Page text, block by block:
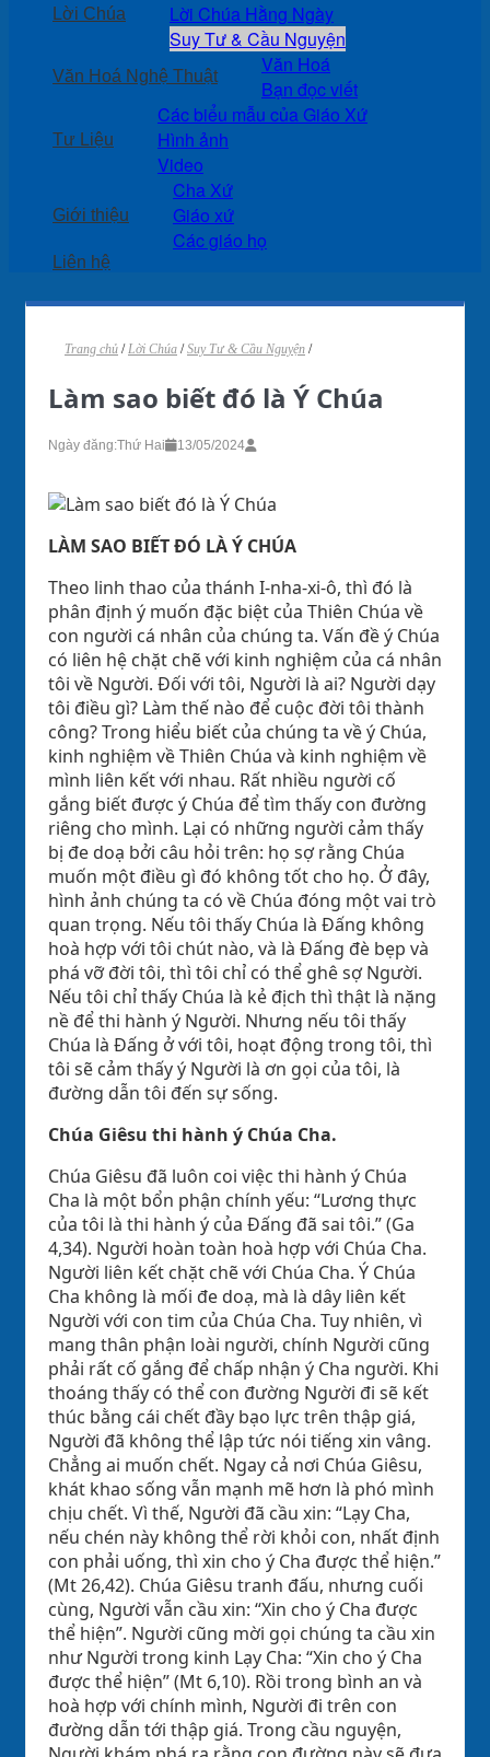
Lời Chúa
Lời Chúa Hằng Ngày
Suy Tư & Cầu Nguyện
Văn Hoá Nghệ Thuật
Văn Hoá
Bạn đọc viết
Tư Liệu
Các biểu mẫu của Giáo Xứ
Hình ảnh
Video
Giới thiệu
Cha Xứ
Giáo xứ
Các giáo họ
Liên hệ
Trang chủ /Lời Chúa /Suy Tư & Cầu Nguyện /
Làm sao biết đó là Ý Chúa
Ngày đăng:Thứ Hai 13/05/2024
LÀM SAO BIẾT ĐÓ LÀ Ý CHÚA
Theo linh thao của thánh I-nha-xi-ô, thì đó là
phân định ý muốn đặc biệt của Thiên Chúa về
con người cá nhân của chúng ta. Vấn đề ý Chúa
có liên hệ chặt chẽ với kinh nghiệm của cá nhân
tôi về Người. Đối với tôi, Người là ai? Người dạy
tôi điều gì? Làm thế nào để cuộc đời tôi thành
công? Trong hiểu biết của chúng ta về ý Chúa,
kinh nghiệm về Thiên Chúa và kinh nghiệm về
mình liên kết với nhau. Rất nhiều người cố
gắng biết được ý Chúa để tìm thấy con đường
riêng cho mình. Lại có những người cảm thấy
bị đe doạ bởi câu hỏi trên: họ sợ rằng Chúa
muốn một điều gì đó không tốt cho họ. Ở đây,
hình ảnh chúng ta có về Chúa đóng một vai trò
quan trọng. Nếu tôi thấy Chúa là Đấng không
hoà hợp với tôi chút nào, và là Đấng đè bẹp và
phá vỡ đời tôi, thì tôi chỉ có thể ghê sợ Người.
Nếu tôi chỉ thấy Chúa là kẻ địch thì thật là nặng
nề để thi hành ý Người. Nhưng nếu tôi thấy
Chúa là Đấng ở với tôi, hoạt động trong tôi, thì
tôi sẽ cảm thấy ý Người là ơn gọi của tôi, là
đường dẫn tôi đến sự sống.
Chúa Giêsu thi hành ý Chúa Cha.
Chúa Giêsu đã luôn coi việc thi hành ý Chúa
Cha là một bổn phận chính yếu: “Lương thực
của tôi là thi hành ý của Đấng đã sai tôi.” (Ga
4,34). Người hoàn toàn hoà hợp với Chúa Cha.
Người liên kết chặt chẽ với Chúa Cha. Ý Chúa
Cha không là mối đe doạ, mà là dây liên kết
Người với con tim của Chúa Cha. Tuy nhiên, vì
mang thân phận loài người, chính Người cũng
phải rất cố gắng để chấp nhận ý Cha người. Khi
thoáng thấy có thể con đường Người đi sẽ kết
thúc bằng cái chết đầy bạo lực trên thập giá,
Người đã không thể lập tức nói tiếng xin vâng.
Chẳng ai muốn chết. Ngay cả nơi Chúa Giêsu,
khát khao sống vẫn mạnh mẽ hơn là phó mình
chịu chết. Vì thế, Người đã cầu xin: “Lạy Cha,
nếu chén này không thể rời khỏi con, nhất định
con phải uống, thì xin cho ý Cha được thể hiện.”
(Mt 26,42). Chúa Giêsu tranh đấu, nhưng cuối
cùng, Người vẫn cầu xin: “Xin cho ý Cha được
thể hiện”. Người cũng mời gọi chúng ta cầu xin
như Người trong kinh Lạy Cha: “Xin cho ý Cha
được thể hiện” (Mt 6,10). Rồi trong bình an và
hoà hợp với chính mình, Người đi trên con
đường dẫn tới thập giá. Trong cầu nguyện,